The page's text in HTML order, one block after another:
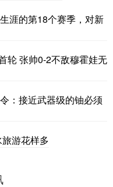
涯的第18个赛季，对新
轮 张帅0-2不敌穆霍娃无
：接近武器级的铀必须
游花样多